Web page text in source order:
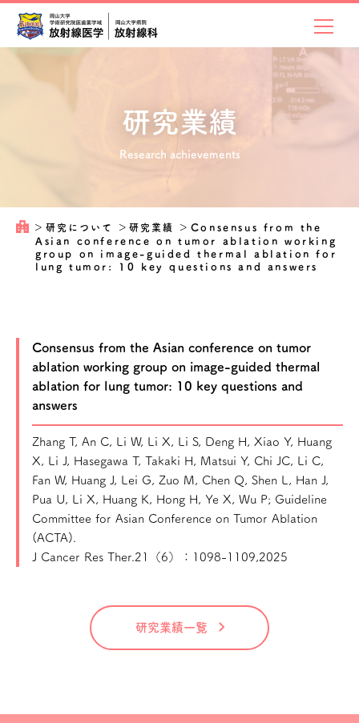
研究業績
Research achievements
＞ 研究について ＞研究業績 ＞ Consensus from the
Asian conference on tumor ablation working
group on image-guided thermal ablation for
lung tumor: 10 key questions and answers
Consensus from the Asian conference on tumor
ablation working group on image-guided thermal
ablation for lung tumor: 10 key questions and
answers
Zhang T, An C, Li W, Li X, Li S, Deng H, Xiao Y, Huang
X, Li J, Hasegawa T, Takaki H, Matsui Y, Chi JC, Li C,
Fan W, Huang J, Lei G, Zuo M, Chen Q, Shen L, Han J,
Pua U, Li X, Huang K, Hong H, Ye X, Wu P; Guideline
Committee for Asian Conference on Tumor Ablation
(ACTA).
J Cancer Res Ther.21（6）：1098-1109,2025
研究業績一覧